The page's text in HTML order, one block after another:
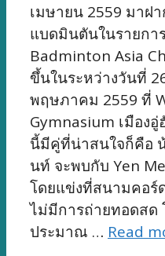
เมษายน 2559 มาฝ
แบดมินตันในรายกา
Badminton Asia
ขึ้นในระหว่างวันที่
พฤษภาคม 2559 ที่
Gymnasium เมือง
นี้มีคู่ที่น่าสนใจก็คือ
นท์ จะพบกับ Yen
โดยแข่งที่สนามคอร์
ไม่มีการถ่ายทอดสด
ประมาณ … Read